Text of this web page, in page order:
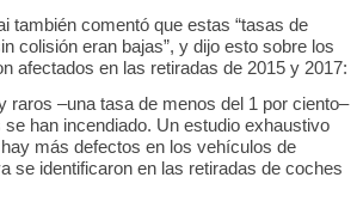
también comentó que estas “tasas de
colisión eran bajas”, y dijo esto sobre los
afectados en las retiradas de 2015 y 2017:
raros –una tasa de menos del 1 por ciento–
han incendiado. Un estudio exhaustivo
más defectos en los vehículos de
se identificaron en las retiradas de coches